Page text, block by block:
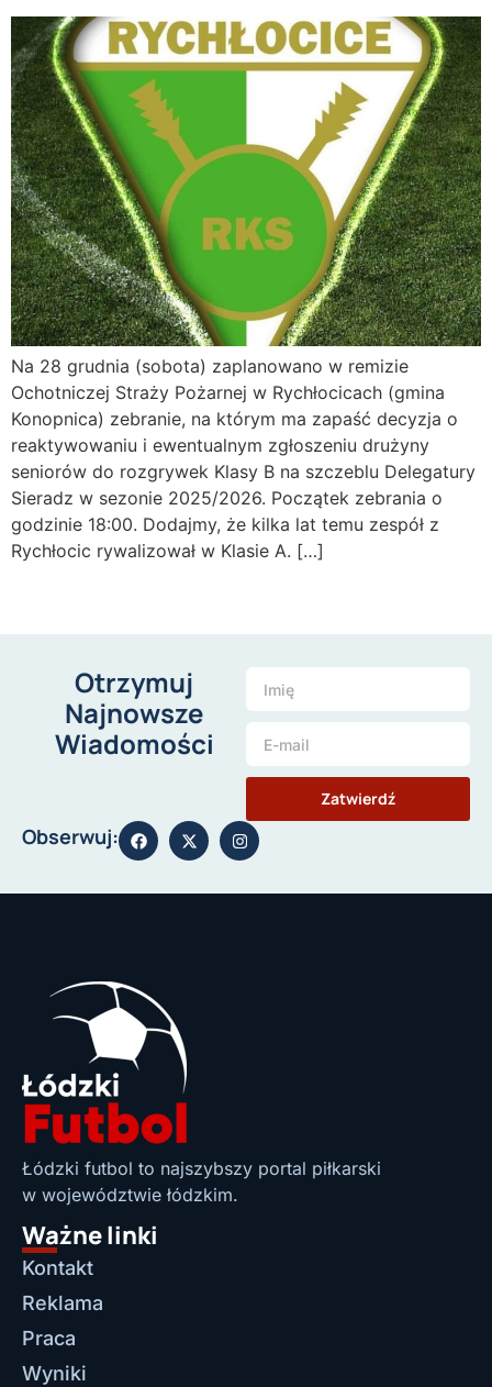
Na 28 grudnia (sobota) zaplanowano w remizie
Ochotniczej Straży Pożarnej w Rychłocicach (gmina
Konopnica) zebranie, na którym ma zapaść decyzja o
reaktywowaniu i ewentualnym zgłoszeniu drużyny
seniorów do rozgrywek Klasy B na szczeblu Delegatury
Sieradz w sezonie 2025/2026. Początek zebrania o
godzinie 18:00. Dodajmy, że kilka lat temu zespół z
Rychłocic rywalizował w Klasie A. […]
Otrzymuj
Najnowsze
Wiadomości
Zatwierdź
Obserwuj:
Łódzki futbol to najszybszy portal piłkarski
w województwie łódzkim.
Ważne linki
Kontakt
Reklama
Praca
Wyniki